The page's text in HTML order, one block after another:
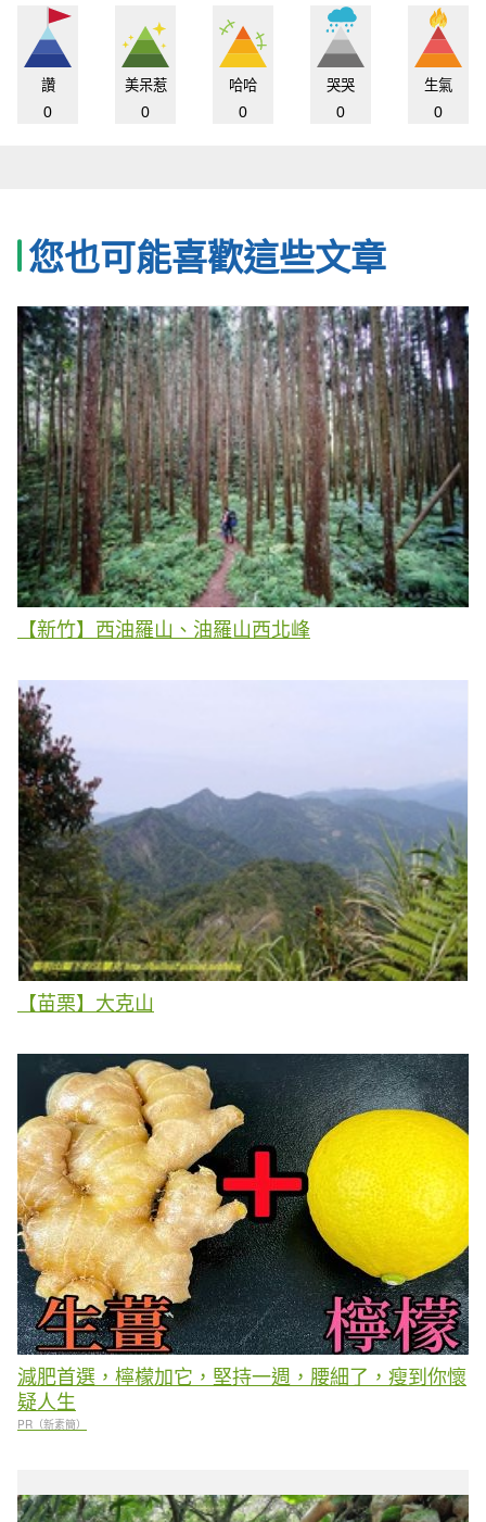
讚
0
美呆惹
0
哈哈
0
哭哭
0
生氣
0
您也可能喜歡這些文章
【新竹】西油羅山、油羅山西北峰
【苗栗】大克山
減肥首選，檸檬加它，堅持一週，腰細了，瘦到你懷
疑人生
PR（新素簡）